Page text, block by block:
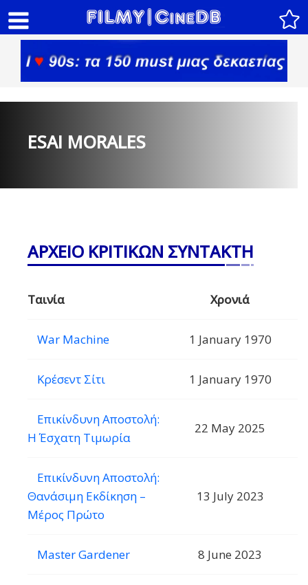
ESAI MORALES
ΑΡΧΕΙΟ ΚΡΙΤΙΚΩΝ ΣΥΝΤΑΚΤΗ
Ταινία Χρονιά
War Machine 1 January 1970
Κρέσεντ Σίτι 1 January 1970
Επικίνδυνη Αποστολή:
Η Έσχατη Τιμωρία
22 May 2025
Επικίνδυνη Αποστολή:
Θανάσιμη Εκδίκηση –
Μέρος Πρώτο
13 July 2023
Master Gardener 8 June 2023